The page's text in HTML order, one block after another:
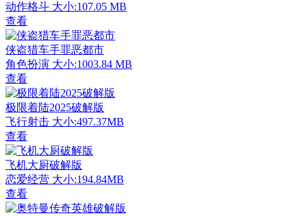
动作格斗 大小:107.05 MB
查看
侠盗猎车手罪恶都市
角色扮演 大小:1003.84 MB
查看
极限着陆2025破解版
飞行射击 大小:497.37MB
查看
飞机大厨破解版
恋爱经营 大小:194.84MB
查看